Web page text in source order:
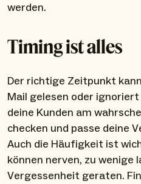
werden.
Timing ist alles
Der richtige Zeitpunkt
Mail gelesen oder
deine Kunden am
checken und passe deine
Auch die Häufigkeit ist
können nerven, zu wenige
Vergessenheit geraten.